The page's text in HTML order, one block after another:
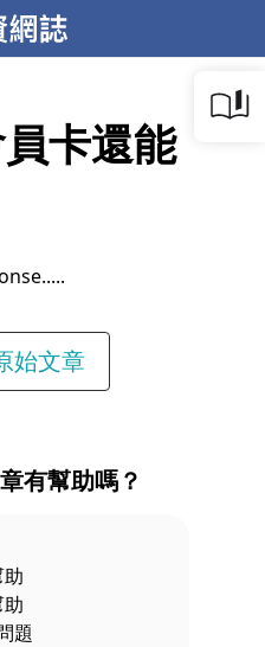
卡還能
始文章
有幫助嗎？
題